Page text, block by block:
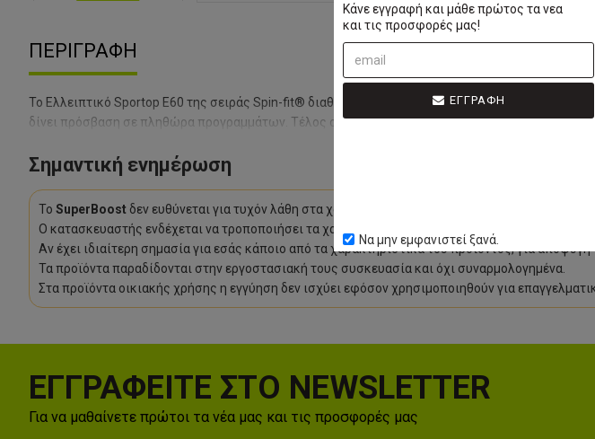
Κάνε εγγραφή και μάθε πρώτος τα νεα
και τις προσφορές μας!
ΕΓΓΡΑΦΗ
Να μην εμφανιστεί ξανά.
ΠΕΡΙΓΡΑΦΉ
Το Ελλειπτικό Sportop E60 της σειράς Spin-fit® διαθέτει δίσκο βάρους 12 κιλών, δυνατότητα
δίνει πρόσβαση σε πληθώρα προγραμμάτων. Τέλος ο κομψός, μοντέρνος σχεδιασμός σε
Σημαντική ενημέρωση
Το SuperBoost δεν ευθύνεται για τυχόν λάθη στα χαρακτηριστικά του προϊόντος καθώς
Ο κατασκευαστής ενδέχεται να τροποποιήσει τα χαρακτηριστικά του προϊόντος χωρίς
Αν έχει ιδιαίτερη σημασία για εσάς κάποιο από τα χαρακτηριστικά του προϊόντος, για
Τα προϊόντα παραδίδονται στην εργοστασιακή τους συσκευασία και όχι συναρμολογημένα.
Στα προϊόντα οικιακής χρήσης η εγγύηση δεν ισχύει εφόσον χρησιμοποιηθούν για
ΕΓΓΡΑΦΕΙΤΕ ΣΤΟ NEWSLETTER
Για να μαθαίνετε πρώτοι τα νέα μας και τις προσφορές μας